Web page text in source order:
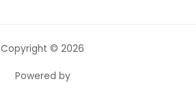
Copyright © 2026
Powered by